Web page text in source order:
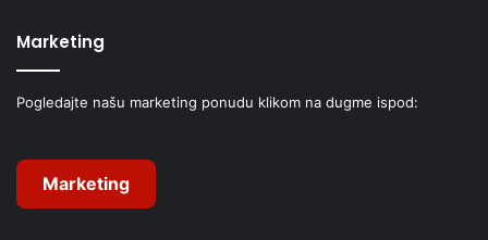
Marketing
Pogledajte našu marketing ponudu klikom na dugme ispod:
Marketing